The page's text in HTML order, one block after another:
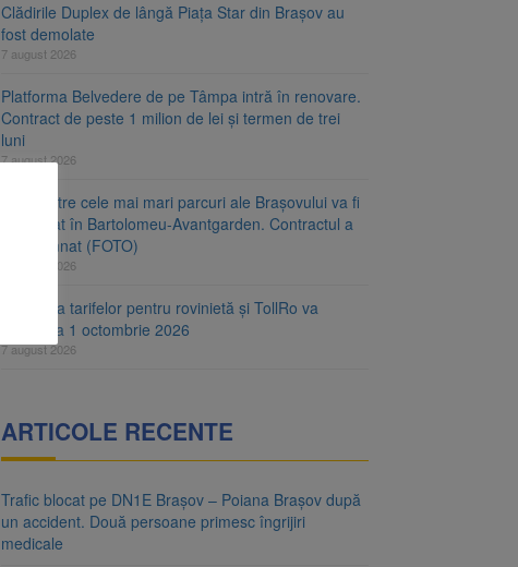
Clădirile Duplex de lângă Piața Star din Brașov au
fost demolate
7 august 2026
Platforma Belvedere de pe Tâmpa intră în renovare.
Contract de peste 1 milion de lei și termen de trei
luni
7 august 2026
Unul dintre cele mai mari parcuri ale Brașovului va fi
amenajat în Bartolomeu-Avantgarden. Contractul a
fost semnat (FOTO)
7 august 2026
Aplicarea tarifelor pentru rovinietă și TollRo va
începe la 1 octombrie 2026
7 august 2026
ARTICOLE RECENTE
Trafic blocat pe DN1E Brașov – Poiana Brașov după
un accident. Două persoane primesc îngrijiri
medicale